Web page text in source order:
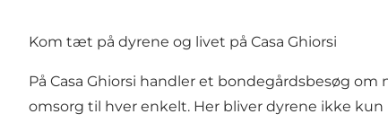
Kom tæt på dyrene og livet på Casa Ghiorsi
På Casa Ghiorsi handler et bondegårdsbesøg
omsorg til hver enkelt. Her bliver dyrene ikke